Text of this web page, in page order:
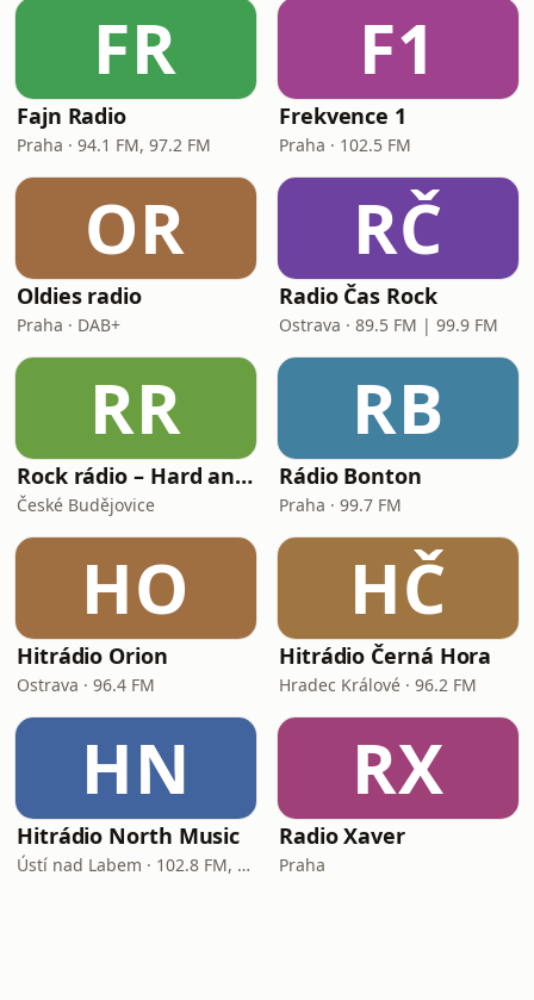
FR
Fajn Radio
Praha · 94.1 FM, 97.2 FM
F1
Frekvence 1
Praha · 102.5 FM
OR
Oldies radio
Praha · DAB+
RČ
Radio Čas Rock
Ostrava · 89.5 FM | 99.9 FM
RR
Rock rádio – Hard and Heavy
České Budějovice
RB
Rádio Bonton
Praha · 99.7 FM
HO
Hitrádio Orion
Ostrava · 96.4 FM
HČ
Hitrádio Černá Hora
Hradec Králové · 96.2 FM
HN
Hitrádio North Music
Ústí nad Labem · 102.8 FM, 106.2 FM
RX
Radio Xaver
Praha